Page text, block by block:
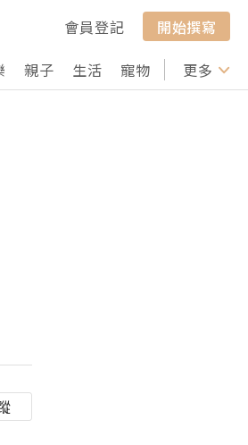
會員登記
開始撰寫
親子 生活 寵物 行山 打卡
更多